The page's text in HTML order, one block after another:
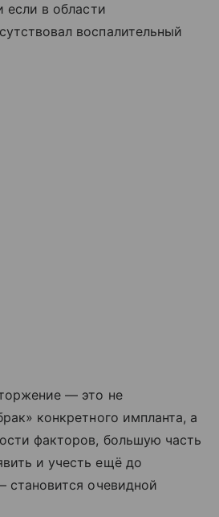
если в области
воспалительный
— это не
конкретного импланта, а
факторов, большую часть
и учесть ещё до
становится очевидной